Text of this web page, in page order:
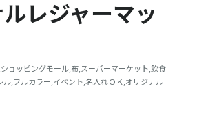
レジャーマッ
ョッピングモール,布,スーパーマーケット,飲食
ル,フルカラー,イベント,名入れＯＫ,オリジナル